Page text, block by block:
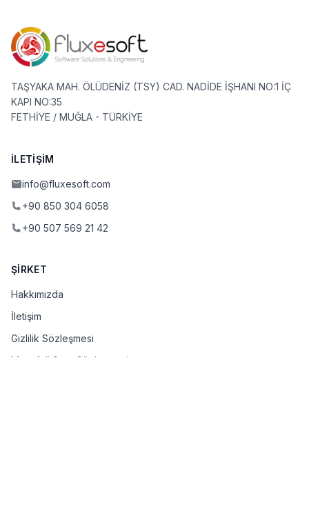
TAŞYAKA MAH. ÖLÜDENİZ (TSY) CAD. NADİDE İŞHANI NO:1 İÇ
KAPI NO:35
FETHİYE / MUĞLA - TÜRKİYE
İLETIŞIM
info@fluxesoft.com
+90 850 304 6058
+90 507 569 21 42
ŞIRKET
Hakkımızda
İletişim
Gizlilik Sözleşmesi
Mesafeli Satış Sözleşmesi